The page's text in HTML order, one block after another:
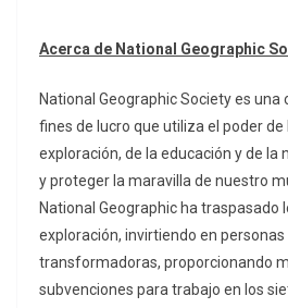
Acerca de National Geographic
National Geographic Society es una
fines de lucro que utiliza el poder de
exploración, de la educación y de la
y proteger la maravilla de nuestro
National Geographic ha traspasado
exploración, invirtiendo en
transformadoras, proporcionando
subvenciones para trabajo en los